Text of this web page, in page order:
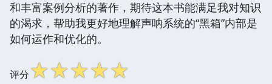
和丰富案例分析的著作，期待这本书能满足我对知识
的渴求，帮助我更好地理解声呐系统的“黑箱”内部是
如何运作和优化的。
评分☆☆☆☆☆